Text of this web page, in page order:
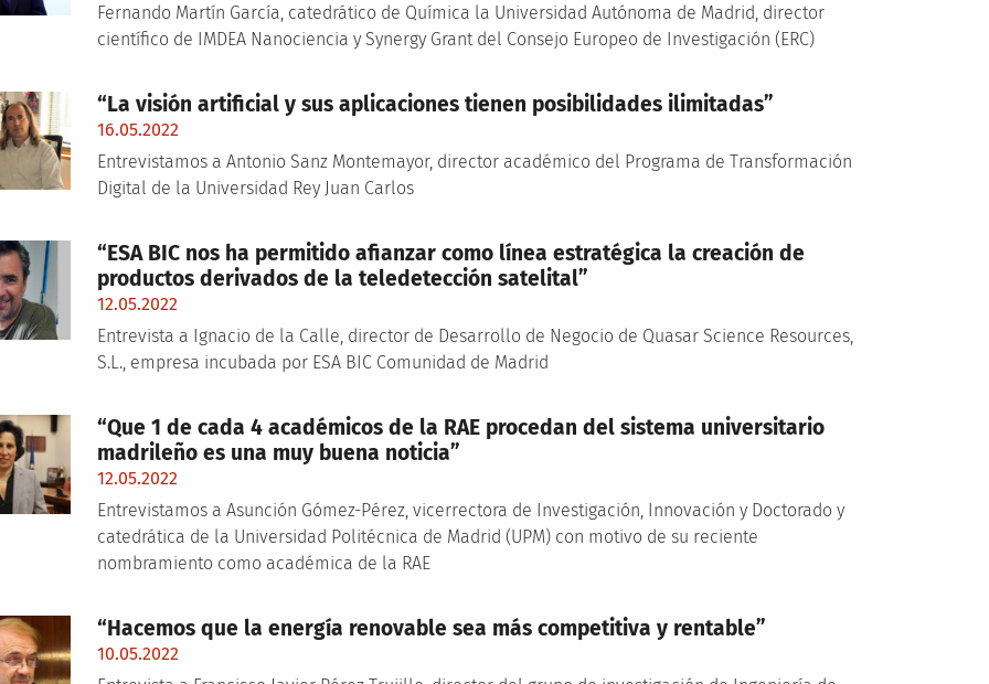
Fernando Martín García, catedrático de Química la Universidad Autónoma de Madrid, director
científico de IMDEA Nanociencia y Synergy Grant del Consejo Europeo de Investigación (ERC)
“La visión artificial y sus aplicaciones tienen posibilidades ilimitadas”
16.05.2022
Entrevistamos a Antonio Sanz Montemayor, director académico del Programa de Transformación
Digital de la Universidad Rey Juan Carlos
“ESA BIC nos ha permitido afianzar como línea estratégica la creación de
productos derivados de la teledetección satelital”
12.05.2022
Entrevista a Ignacio de la Calle, director de Desarrollo de Negocio de Quasar Science Resources,
S.L., empresa incubada por ESA BIC Comunidad de Madrid
“Que 1 de cada 4 académicos de la RAE procedan del sistema universitario
madrileño es una muy buena noticia”
12.05.2022
Entrevistamos a Asunción Gómez-Pérez, vicerrectora de Investigación, Innovación y Doctorado y
catedrática de la Universidad Politécnica de Madrid (UPM) con motivo de su reciente
nombramiento como académica de la RAE
“Hacemos que la energía renovable sea más competitiva y rentable”
10.05.2022